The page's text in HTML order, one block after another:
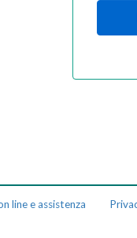
line e assistenza